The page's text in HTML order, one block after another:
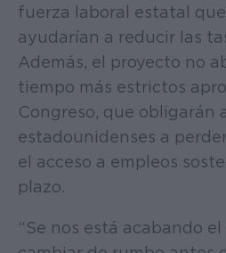
fuerza laboral estatal
ayudarían a reducir las
Además, el proyecto no
tiempo más estrictos
Congreso, que obligarán
estadounidenses a
el acceso a empleos
plazo.
“Se nos está acabando